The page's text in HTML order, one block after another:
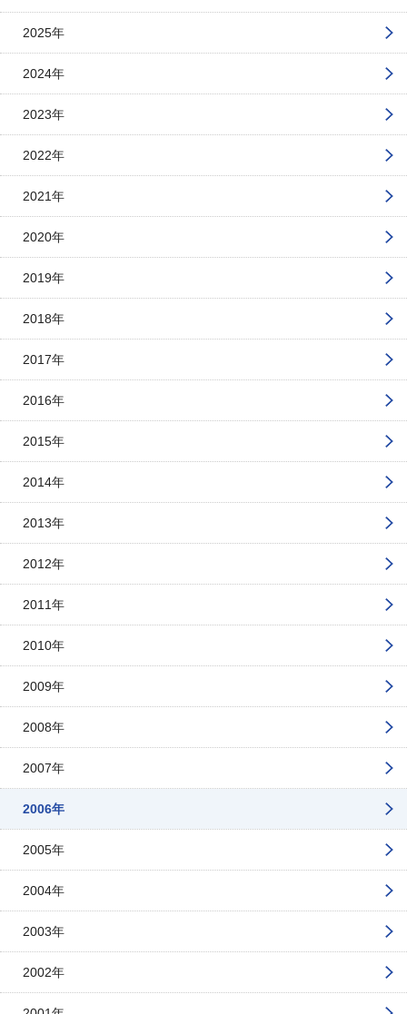
2025年
2024年
2023年
2022年
2021年
2020年
2019年
2018年
2017年
2016年
2015年
2014年
2013年
2012年
2011年
2010年
2009年
2008年
2007年
2006年
2005年
2004年
2003年
2002年